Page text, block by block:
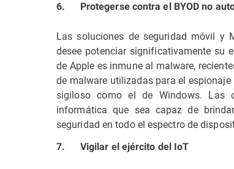
6. Protegerse contra el BYOD no
Las soluciones de seguridad móvil y
desee potenciar significativamente su
de Apple es inmune al malware,
de malware utilizadas para el
sigiloso como el de Windows. Las
informática que sea capaz de
seguridad en todo el espectro de
7. Vigilar el ejército del IoT